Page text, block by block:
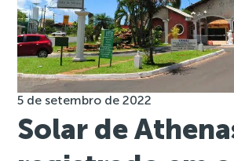
5 de setembro de 2022
Solar de